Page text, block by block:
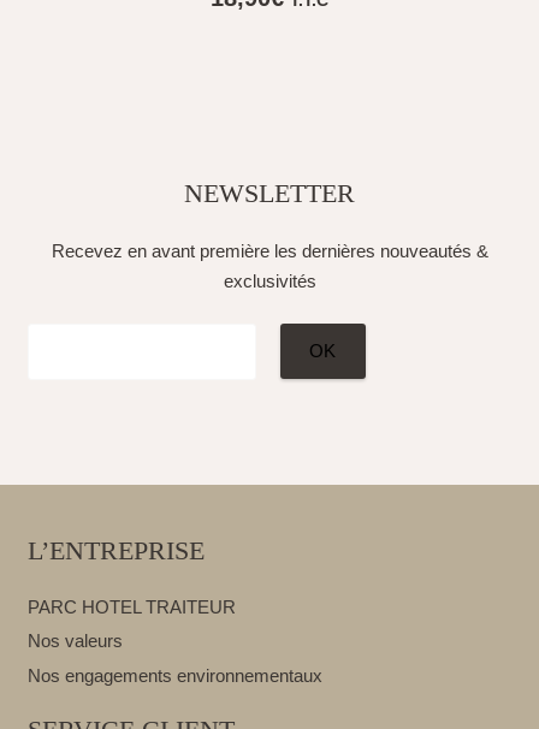
NEWSLETTER
Recevez en avant première les dernières nouveautés &
exclusivités
L’ENTREPRISE
PARC HOTEL TRAITEUR
Nos valeurs
Nos engagements environnementaux